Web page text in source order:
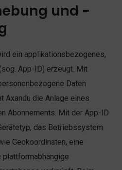
und -
ein applikationsbezogenes,
App-ID) erzeugt. Mit
Daten
Axandu die Anlage eines
Abonnements. Mit der App-ID
das Betriebssystem
Geokoordinaten, eine
plattformabhängige